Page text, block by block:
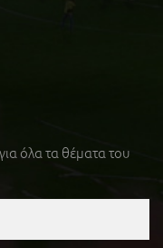
όλα τα θέματα του